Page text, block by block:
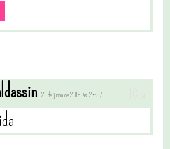
21 de junho de 2016 às 23:57